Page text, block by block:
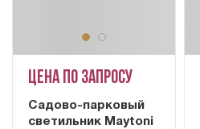
Цена по запросу
Садово-парковый
светильник Maytoni